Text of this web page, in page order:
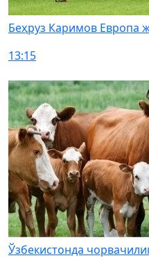
Беҳруз Каримов Европа
13:15
Ўзбекистонда